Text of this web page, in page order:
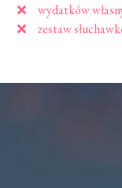
wydatków
zestaw